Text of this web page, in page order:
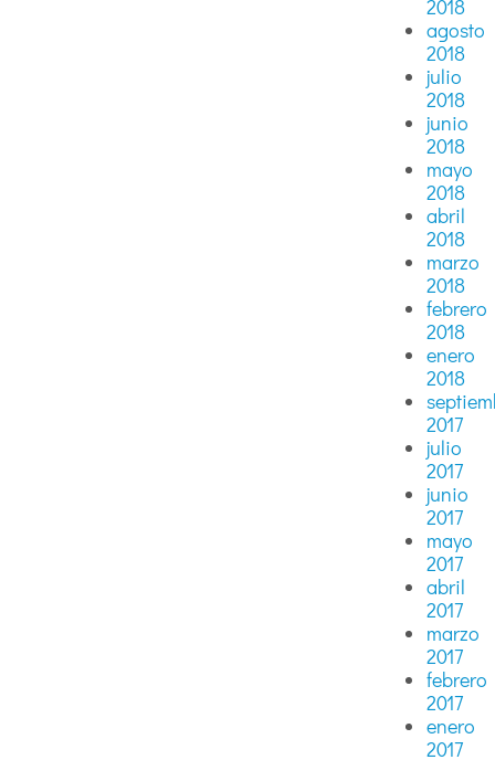
2018
agosto
2018
julio
2018
junio
2018
mayo
2018
abril
2018
marzo
2018
febrero
2018
enero
2018
2017
julio
2017
junio
2017
mayo
2017
abril
2017
marzo
2017
febrero
2017
enero
2017